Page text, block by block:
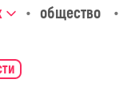
общество